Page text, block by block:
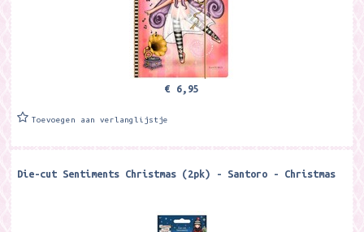
€ 6,95
Toevoegen aan verlanglijstje
Die-cut Sentiments Christmas (2pk) - Santoro - Christmas